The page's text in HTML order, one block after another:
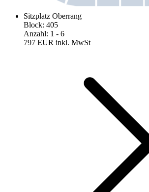
Sitzplatz Oberrang
Block: 405
Anzahl: 1 - 6
797 EUR inkl. MwSt